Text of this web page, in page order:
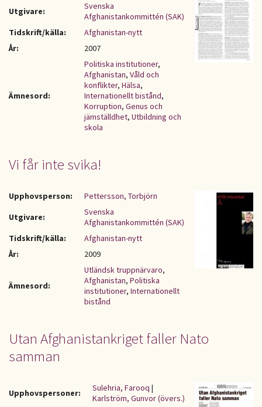
Utgivare:
Svenska
Afghanistankommittén (SAK)
Tidskrift/källa:
Afghanistan-nytt
År:
2007
Ämnesord:
Politiska institutioner,
Afghanistan, Våld och
konflikter, Hälsa,
Internationellt bistånd,
Korruption, Genus och
jämställdhet, Utbildning och
skola
Vi får inte svika!
Upphovsperson:
Pettersson, Torbjörn
Utgivare:
Svenska
Afghanistankommittén (SAK)
Tidskrift/källa:
Afghanistan-nytt
År:
2009
Ämnesord:
Utländsk truppnärvaro,
Afghanistan, Politiska
institutioner, Internationellt
bistånd
Utan Afghanistankriget faller Nato
samman
Upphovspersoner: Sulehria, Farooq |
Karlström, Gunvor (övers.)